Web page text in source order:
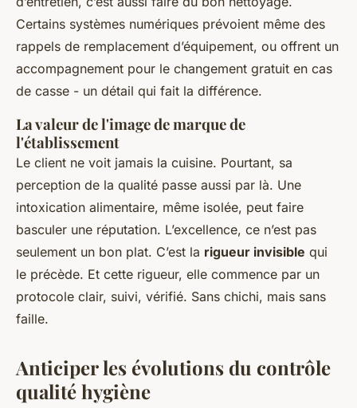
Certains systèmes numériques prévoient même des
rappels de remplacement d’équipement, ou offrent un
accompagnement pour le changement gratuit en cas
de casse - un détail qui fait la différence.
La valeur de l'image de marque de
l'établissement
Le client ne voit jamais la cuisine. Pourtant, sa
perception de la qualité passe aussi par là. Une
intoxication alimentaire, même isolée, peut faire
basculer une réputation. L’excellence, ce n’est pas
seulement un bon plat. C’est la rigueur invisible qui
le précède. Et cette rigueur, elle commence par un
protocole clair, suivi, vérifié. Sans chichi, mais sans
faille.
Anticiper les évolutions du contrôle
qualité hygiène